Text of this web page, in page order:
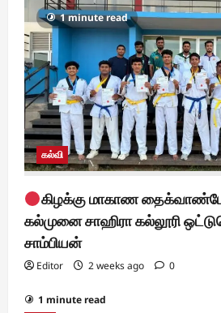
1 minute read
கல்வி
கிழக்கு மாகாண
கல்முனை சாஹிரா கல்லூரி
சாம்பியன்
Editor 2 weeks ago 0
1 minute read